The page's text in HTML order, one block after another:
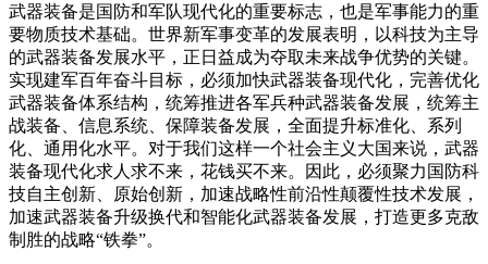
武器装备是国防和军队现代化的重要标志，也是军事能力的重
要物质技术基础。世界新军事变革的发展表明，以科技为主导
的武器装备发展水平，正日益成为夺取未来战争优势的关键。
实现建军百年奋斗目标，必须加快武器装备现代化，完善优化
武器装备体系结构，统筹推进各军兵种武器装备发展，统筹主
战装备、信息系统、保障装备发展，全面提升标准化、系列
化、通用化水平。对于我们这样一个社会主义大国来说，武器
装备现代化求人求不来，花钱买不来。因此，必须聚力国防科
技自主创新、原始创新，加速战略性前沿性颠覆性技术发展，
加速武器装备升级换代和智能化武器装备发展，打造更多克敌
制胜的战略“铁拳”。